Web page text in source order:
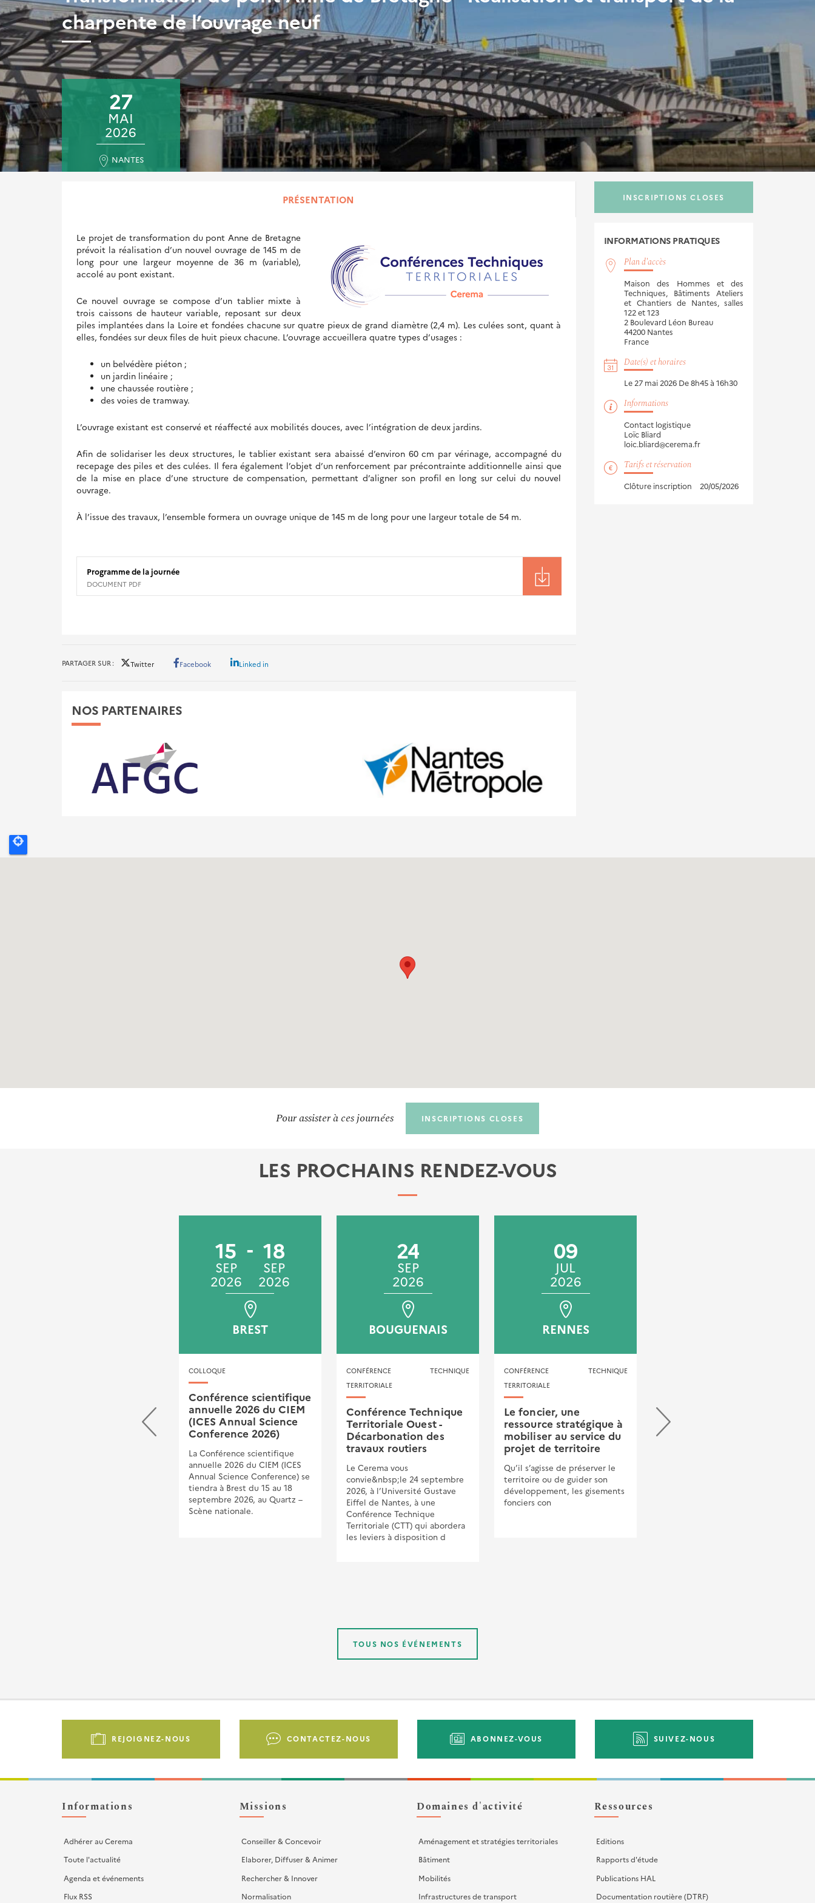
charpente de l’ouvrage neuf
27
MAI
2026
NANTES
INSCRIPTIONS CLOSES
INFORMATIONS PRATIQUES
Plan d'accès
Maison des Hommes et des
Techniques, Bâtiments Ateliers
et Chantiers de Nantes, salles
122 et 123
2 Boulevard Léon Bureau
44200 Nantes
France
Date(s) et horaires
Le 27 mai 2026 De 8h45 à 16h30
Informations
Contact logistique
Loïc Bliard
loic.bliard@cerema.fr
Tarifs et réservation
Clôture inscription 20/05/2026
PRÉSENTATION
Le projet de transformation du pont Anne de Bretagne
prévoit la réalisation d’un nouvel ouvrage de 145 m de
long pour une largeur moyenne de 36 m (variable),
accolé au pont existant.
Ce nouvel ouvrage se compose d’un tablier mixte à
trois caissons de hauteur variable, reposant sur deux
piles implantées dans la Loire et fondées chacune sur quatre pieux de grand diamètre (2,4 m). Les culées sont, quant à
elles, fondées sur deux files de huit pieux chacune. L’ouvrage accueillera quatre types d’usages :
un belvédère piéton ;
un jardin linéaire ;
une chaussée routière ;
des voies de tramway.
L’ouvrage existant est conservé et réaffecté aux mobilités douces, avec l’intégration de deux jardins.
Afin de solidariser les deux structures, le tablier existant sera abaissé d’environ 60 cm par vérinage, accompagné du
recepage des piles et des culées. Il fera également l’objet d’un renforcement par précontrainte additionnelle ainsi que
de la mise en place d’une structure de compensation, permettant d’aligner son profil en long sur celui du nouvel
ouvrage.
À l’issue des travaux, l’ensemble formera un ouvrage unique de 145 m de long pour une largeur totale de 54 m.
Programme de la journée
DOCUMENT PDF
PARTAGER SUR Twitter Facebook Linked in
NOS PARTENAIRES
Pour assister à ces journées INSCRIPTIONS CLOSES
LES PROCHAINS RENDEZ-VOUS
Carrefour des Gestions
Locales de l'Eau - CGLE
15
SEP
2026
18
SEP
2026
BREST
COLLOQUE
Conférence scientifique
annuelle 2026 du CIEM
(ICES Annual Science
Conference 2026)
La Conférence scientifique
annuelle 2026 du CIEM (ICES
Annual Science Conference) se
tiendra à Brest du 15 au 18
septembre 2026, au Quartz –
Scène nationale.
24
SEP
2026
BOUGUENAIS
CONFÉRENCE TECHNIQUE
TERRITORIALE
Conférence Technique
Territoriale Ouest -
Décarbonation des
travaux routiers
Le Cerema vous
convie&nbsp;le 24 septembre
2026, à l’Université Gustave
Eiffel de Nantes, à une
Conférence Technique
Territoriale (CTT) qui abordera
les leviers à disposition d
09
JUL
2026
RENNES
CONFÉRENCE TECHNIQUE
TERRITORIALE
Le foncier, une
ressource stratégique à
mobiliser au service du
projet de territoire
Qu’il s’agisse de préserver le
territoire ou de guider son
développement, les gisements
fonciers con
Gestion et entretien du
patrimoine routier des
petites collectivités -
TOUS NOS ÉVÉNEMENTS
Pied
Liens
d'actions
REJOIGNEZ-NOUS CONTACTEZ-NOUS ABONNEZ-VOUS SUIVEZ-NOUS
Informations
Adhérer au Cerema
Toute l'actualité
Agenda et événements
Flux RSS
Missions
Conseiller & Concevoir
Elaborer, Diffuser & Animer
Rechercher & Innover
Normalisation
Domaines d'activité
Aménagement et stratégies territoriales
Bâtiment
Mobilités
Infrastructures de transport
Ressources
Editions
Rapports d'étude
Publications HAL
Documentation routière (DTRF)